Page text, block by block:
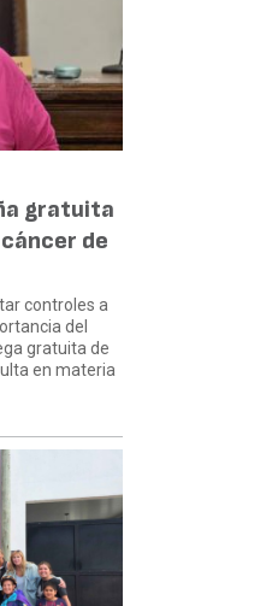
gratuita
de
controles a
del
gratuita de
en materia